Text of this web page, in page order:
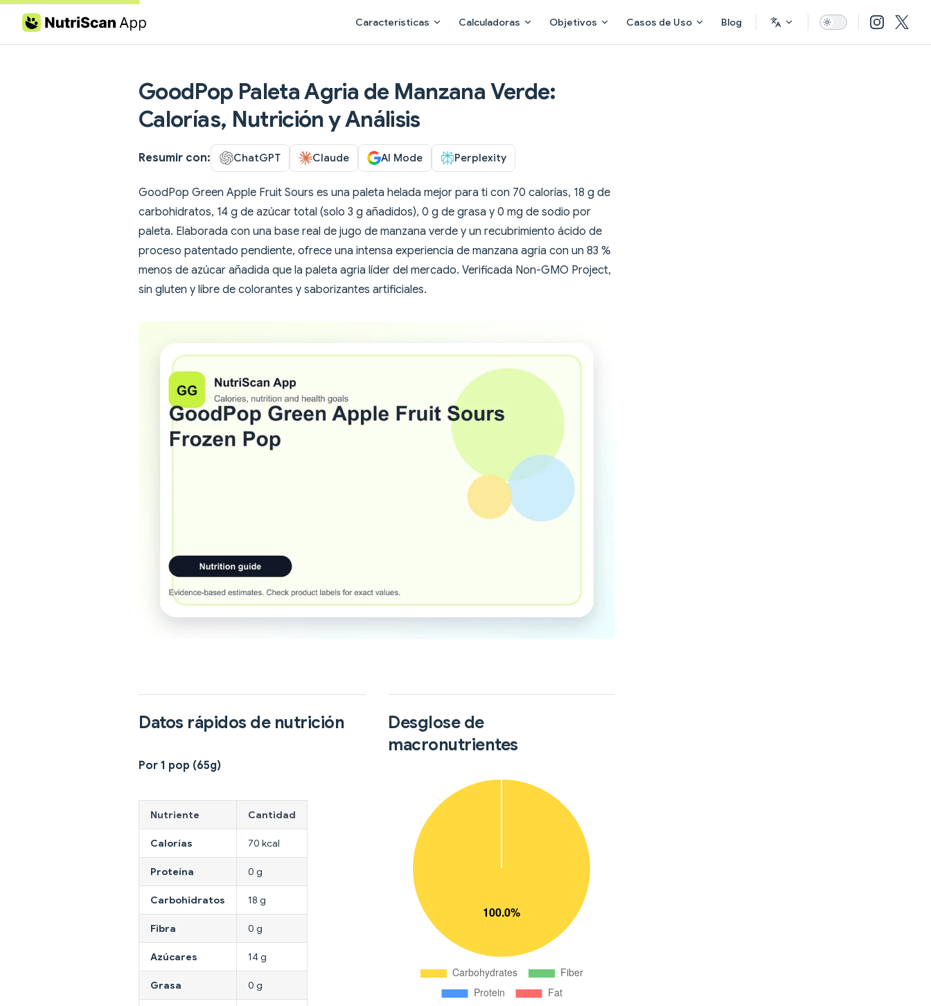
Skip to content Características Calculadoras Objetivos Casos de Uso Blog
GoodPop Paleta Agria de Manzana Verde:
Calorías, Nutrición y Análisis
Resumir con: ChatGPT Claude AI Mode Perplexity
GoodPop Green Apple Fruit Sours es una paleta helada mejor para ti con 70 calorías, 18 g de
carbohidratos, 14 g de azúcar total (solo 3 g añadidos), 0 g de grasa y 0 mg de sodio por
paleta. Elaborada con una base real de jugo de manzana verde y un recubrimiento ácido de
proceso patentado pendiente, ofrece una intensa experiencia de manzana agria con un 83 %
menos de azúcar añadida que la paleta agria líder del mercado. Verificada Non-GMO Project,
sin gluten y libre de colorantes y saborizantes artificiales.
Datos rápidos de nutrición
Por 1 pop (65g)
Nutriente Cantidad
Calorías 70 kcal
Proteína 0 g
Carbohidratos 18 g
Fibra 0 g
Azúcares 14 g
Grasa 0 g
Desglose de
macronutrientes